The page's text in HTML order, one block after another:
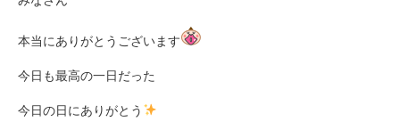
本当にありがとうございます
今日も最高の一日だった
今日の日にありがとう